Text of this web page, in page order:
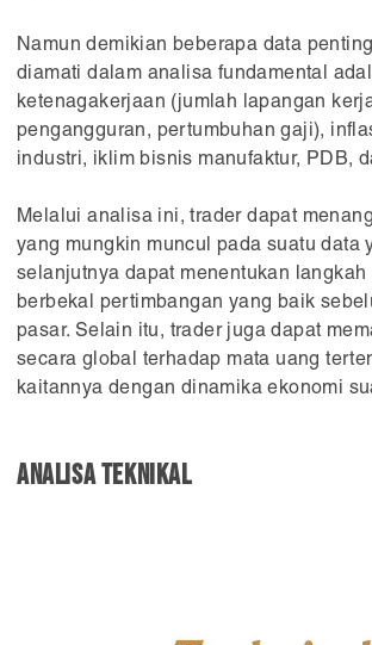
Namun demikian beberapa data
diamati dalam analisa fundamental
ketenagakerjaan (jumlah lapangan
pengangguran, pertumbuhan gaji),
industri, iklim bisnis manufaktur, PDB,
Melalui analisa ini, trader dapat
yang mungkin muncul pada suatu data
selanjutnya dapat menentukan langkah
berbekal pertimbangan yang baik
pasar. Selain itu, trader juga dapat
secara global terhadap mata uang
kaitannya dengan dinamika ekonomi
Analisa teknikal